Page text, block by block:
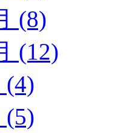
(8)
(12)
(4)
(5)